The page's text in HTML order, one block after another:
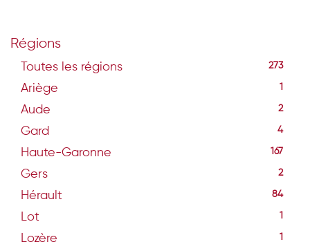
Régions
Toutes les régions 273
Ariège 1
Aude 2
Gard 4
Haute-Garonne 167
Gers 2
Hérault 84
Lot 1
Lozère 1